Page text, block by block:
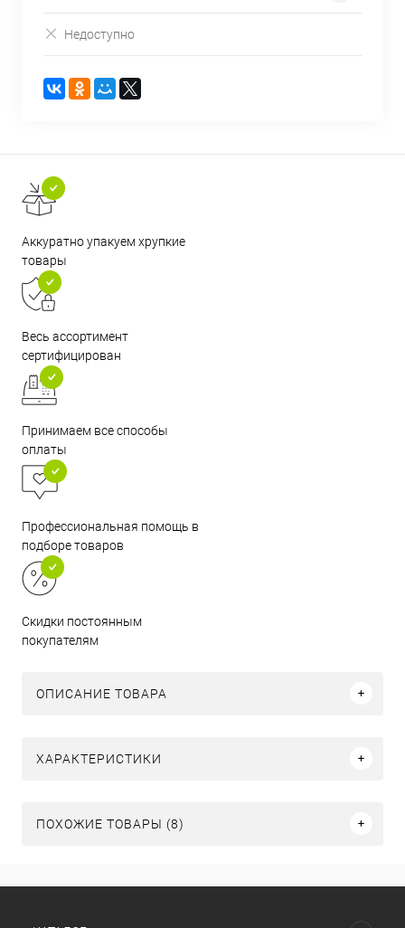
Недоступно
Аккуратно упакуем хрупкие
товары
Весь ассортимент
сертифицирован
Принимаем все способы
оплаты
Профессиональная помощь в
подборе товаров
Скидки постоянным
покупателям
ОПИСАНИЕ ТОВАРА
ХАРАКТЕРИСТИКИ
ПОХОЖИЕ ТОВАРЫ (8)